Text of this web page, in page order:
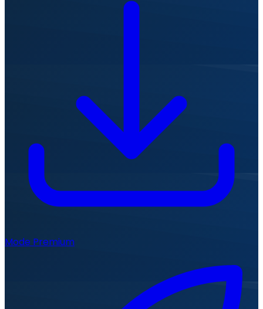
Mode Premium